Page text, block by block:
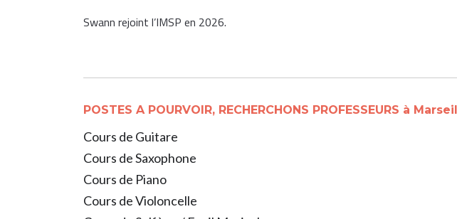
Swann rejoint l’IMSP en 2026.
POSTES A POURVOIR, RECHERCHONS PROFESSEURS à
Cours de Guitare
Cours de Saxophone
Cours de Piano
Cours de Violoncelle